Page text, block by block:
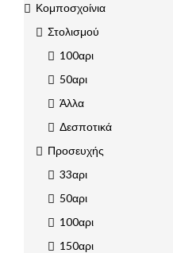
Κομποσχοίνια
Στολισμού
100αρι
50αρι
Άλλα
Δεσποτικά
Προσευχής
33αρι
50αρι
100αρι
150αρι